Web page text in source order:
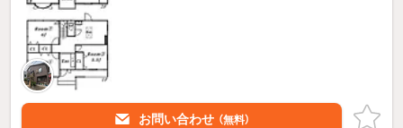
お問い合わせ （無料）